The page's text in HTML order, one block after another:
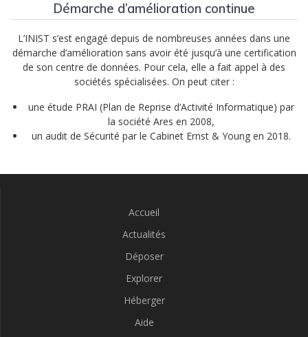
Démarche d’amélioration continue
L’INIST s’est engagé depuis de nombreuses années dans une
démarche d’amélioration sans avoir été jusqu’à une certification
de son centre de données. Pour cela, elle a fait appel à des
sociétés spécialisées. On peut citer :
une étude PRAI (Plan de Reprise d’Activité Informatique) par
la société Ares en 2008,
un audit de Sécurité par le Cabinet Ernst & Young en 2018.
Accueil
Actualités
Déposer
Explorer
Héberger
Aide